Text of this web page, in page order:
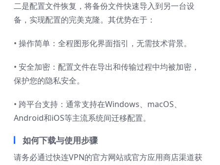
二是配置文件恢复，将备份文件快速导入到另一台设
备，实现配置的完美克隆。其优势在于：
• 操作简单：全程图形化界面指引，无需技术背景。
• 安全加密：配置文件在导出和传输过程中均被加密，
保护您的隐私安全。
• 跨平台支持：通常支持在Windows、macOS、
Android和iOS等主流系统间迁移配置。
如何下载与使用步骤
请务必通过快连VPN的官方网站或官方应用商店渠道获